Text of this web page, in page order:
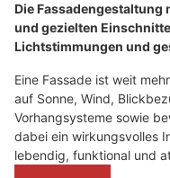
Die Fassadengestaltung
und gezielten
Lichtstimmungen und
Eine Fassade ist weit
auf Sonne, Wind,
Vorhangsysteme sowie
dabei ein wirkungsvolles
lebendig, funktional und